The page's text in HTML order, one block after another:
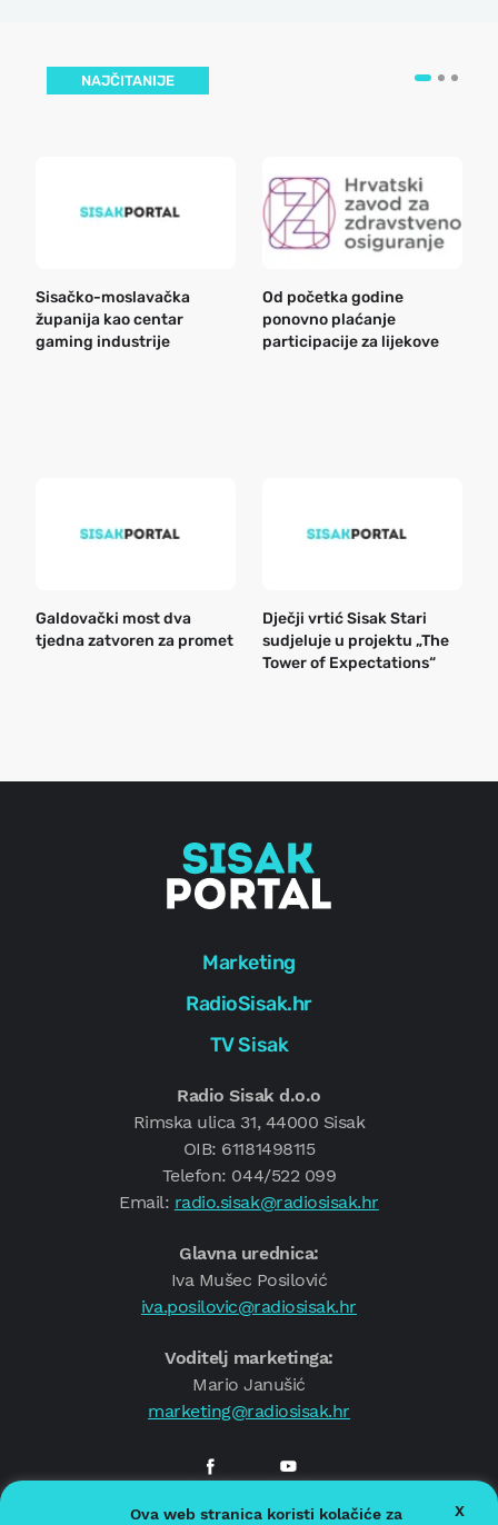
NAJČITANIJE
Sisačko-moslavačka
županija kao centar
gaming industrije
Od početka godine
ponovno plaćanje
participacije za lijekove
Galdovački most dva
tjedna zatvoren za promet
Dječji vrtić Sisak Stari
sudjeluje u projektu „The
Tower of Expectations“
Marketing
RadioSisak.hr
TV Sisak
Radio Sisak d.o.o
Rimska ulica 31, 44000 Sisak
OIB: 61181498115
Telefon: 044/522 099
Email: radio.sisak@radiosisak.hr
Glavna urednica:
Iva Mušec Posilović
iva.posilovic@radiosisak.hr
Voditelj marketinga:
Mario Janušić
marketing@radiosisak.hr
© 2026.Radio Sisak
Ova web stranica koristi kolačiće za X